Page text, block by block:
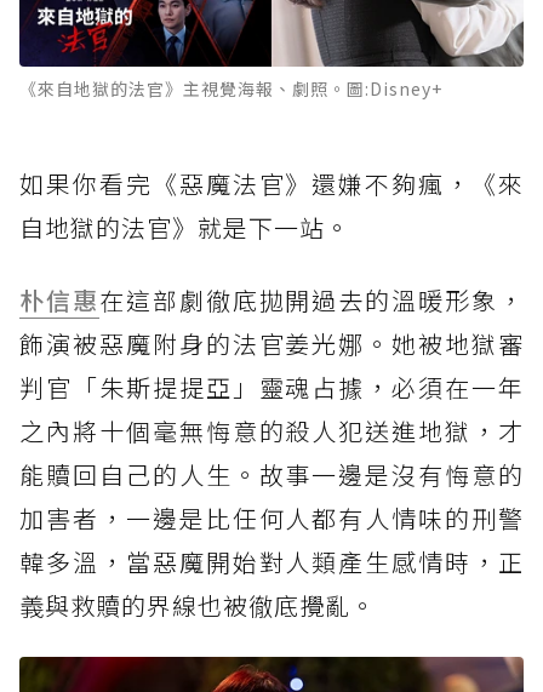
《來自地獄的法官》主視覺海報、劇照。圖:Disney+
如果你看完《惡魔法官》還嫌不夠瘋，《來
自地獄的法官》就是下一站。
朴信惠在這部劇徹底拋開過去的溫暖形象，
飾演被惡魔附身的法官姜光娜。她被地獄審
判官「朱斯提提亞」靈魂占據，必須在一年
之內將十個毫無悔意的殺人犯送進地獄，才
能贖回自己的人生。故事一邊是沒有悔意的
加害者，一邊是比任何人都有人情味的刑警
韓多溫，當惡魔開始對人類產生感情時，正
義與救贖的界線也被徹底攪亂。